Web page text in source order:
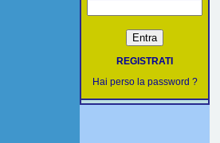
REGISTRATI
Hai perso la password ?